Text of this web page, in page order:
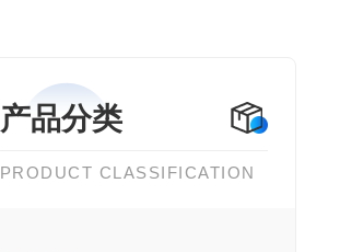
产品分类
PRODUCT CLASSIFICATION